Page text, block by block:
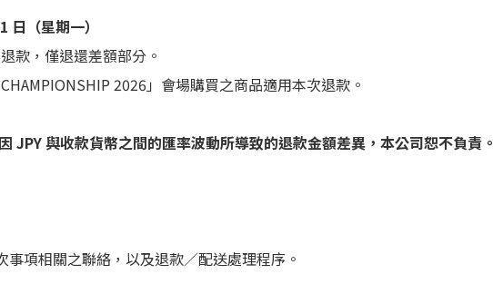
（星期一）
款，僅退還差額部分。
2026」會場購買之商品適用本次退款。
JPY 與收款貨幣之間的匯率波動所導致的退款金額差異，本公司恕不負責。
項相關之聯絡，以及退款／配送處理程序。